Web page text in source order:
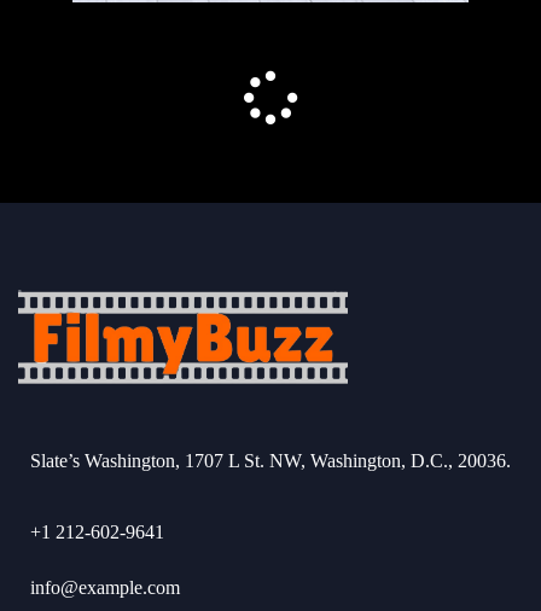
Slate’s Washington, 1707 L St. NW, Washington, D.C., 20036.
+1 212-602-9641
info@example.com